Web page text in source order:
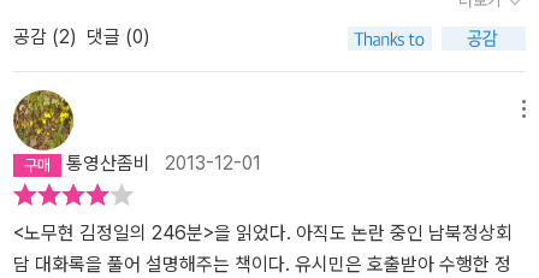
여한 인터넷 공간을 재편해 10년 만에 자신들의 정치적 선전장으로
삼기까지 했다. 도덕적인 우위만을 강조하며 안주하기에는 수구 세력
들의 공세가 무섭다. ‘깨어 있는 시민’이 수사에 그치지 않도록 진실을
알리고 동의와 협력을 구하는 데 더욱 적극적으로 나서야 한다. 5. (2
02쪽) 참여정부 슬로건 - ‘국민이 대통령입니다’ 국민 스스로가 주권
자로서 자기가 대통령이라는 의식을 가져야 한다고 주장했다. → 지
도자 개인을 믿거나 지도자 개인의 양심에 기대 내 삶과 나라의 미래
를 의지하는 것이 얼마나 공허하고 때로는 위험한 일인지 증명하는
것은 지난 이명박 정부 5년으로 충분하다. 믿을 것은 깨어 있는 시민
체로 해석하지 않고 노무현이란 사람의 성격과 철학, 비전 같은 것들
에 이입해서 그 것들을 토대로 대화록의 진짜 의미를 해설한다. 거기
에는 사람과 사람 사이의 분위기가 느껴지고 진심이 드러난다. 어떠
한 정치적 이해관계도 개입될 여지가 없이 두 정상은 특히 노무현은
한반도의 평화를 위해 진정으로 고민했고 노력했다. 이 책은 다시한
번 우리 사회의 보수적 대북 관점에 대해 생각해 보게 한다. 대화록 전
문을 보고도 노무현이 NLL을 포기했다고 생각하는 사람이 있다면 아
마 두가지 이유 중 하나일 것이다. 하나는 보수의 결집을 통해 여론을
호도하고 자신들의 기득권을 움켜쥐려는 불순하고 반反사회적인 목
공감 (2) 댓글 (0)
통영산좀비 2013-12-01
<노무현 김정일의 246분>을 읽었다. 아직도 논란 중인 남북정상회
담 대화록을 풀어 설명해주는 책이다. 유시민은 호출받아 수행한 정